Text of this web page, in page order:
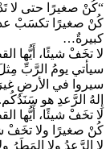
“كُنْ صغيرًا حتى لا
كُنْ صغيرًا تكسَبْ
كبيرةٌ…
لا تخَفْ شيئًا، أَيُّها
سيأتي يومُ الرَّبِّ
سيروا في الأرضِ
إِلهُ الرَّعدِ هو سَنَدُكُم.
لا تخَفْ شيئًا، أَيُّها
كُنْ صغيرًا ولا تخَفْ
لا الرَّعدُ ولا